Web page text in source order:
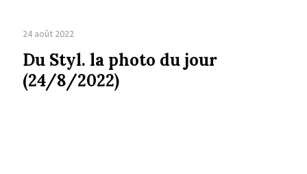
24 août 2022
Du Styl. la photo du jour
(24/8/2022)